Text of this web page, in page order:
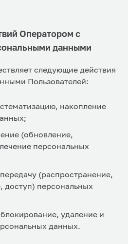
Оператором с
данными
следующие действия
Пользователей:
накопление
(обновление,
персональных
(распространение,
доступ) персональных
удаление и
данных.